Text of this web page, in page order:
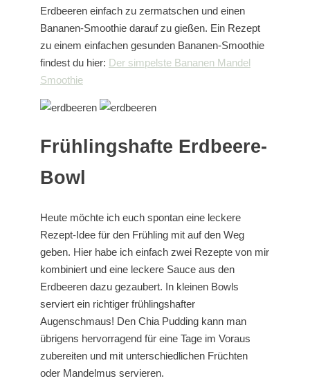
Erdbeeren einfach zu zermatschen und einen
Bananen-Smoothie darauf zu gießen. Ein Rezept
zu einem einfachen gesunden Bananen-Smoothie
findest du hier: Der simpelste Bananen Mandel
Smoothie
Frühlingshafte Erdbeere-
Bowl
Heute möchte ich euch spontan eine leckere
Rezept-Idee für den Frühling mit auf den Weg
geben. Hier habe ich einfach zwei Rezepte von mir
kombiniert und eine leckere Sauce aus den
Erdbeeren dazu gezaubert. In kleinen Bowls
serviert ein richtiger frühlingshafter
Augenschmaus! Den Chia Pudding kann man
übrigens hervorragend für eine Tage im Voraus
zubereiten und mit unterschiedlichen Früchten
oder Mandelmus servieren.